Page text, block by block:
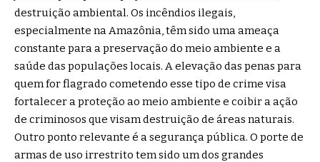
destruição ambiental. Os incêndios ilegais,
especialmente na Amazônia, têm sido uma ameaça
constante para a preservação do meio ambiente e a
saúde das populações locais. A elevação das penas para
quem for flagrado cometendo esse tipo de crime visa
fortalecer a proteção ao meio ambiente e coibir a ação
de criminosos que visam destruição de áreas naturais.
Outro ponto relevante é a segurança pública. O porte de
armas de uso irrestrito tem sido um dos grandes